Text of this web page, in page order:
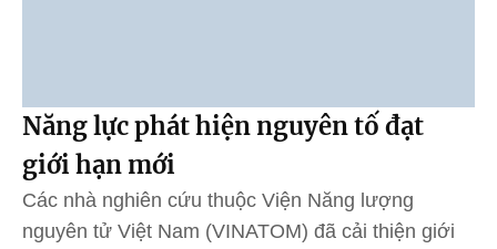
Năng lực phát hiện nguyên tố đạt
giới hạn mới
Các nhà nghiên cứu thuộc Viện Năng lượng
nguyên tử Việt Nam (VINATOM) đã cải thiện giới